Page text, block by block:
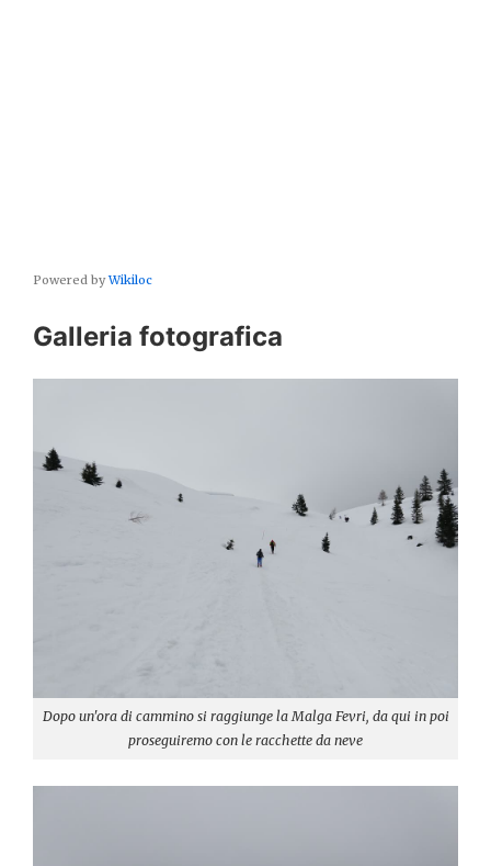
Powered byWikiloc
Galleria fotografica
Dopo un'ora di cammino si raggiunge la Malga Fevri, da qui in poi
proseguiremo con le racchette da neve